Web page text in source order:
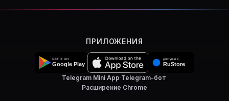
ПРИЛОЖЕНИЯ
Telegram Mini App·Telegram-бот·
Расширение Chrome